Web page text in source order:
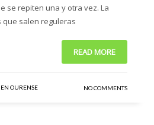
se repiten una y otra vez. La
salen reguleras
READ MORE
EN OURENSE NO COMMENTS